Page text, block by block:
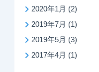
2020年1月 (2)
2019年7月 (1)
2019年5月 (3)
2017年4月 (1)